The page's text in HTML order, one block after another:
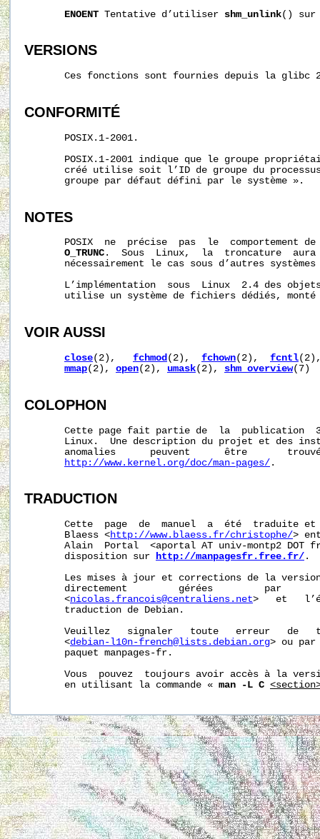
ENOENT Tentative d’utiliser shm_unlink() sur
VERSIONS
Ces fonctions sont fournies depuis la glibc
CONFORMITÉ
       POSIX.1-2001.
POSIX.1-2001 indique que le groupe
créé utilise soit l’ID de groupe du
       groupe par défaut défini par le système ».
NOTES
POSIX  ne  précise  pas  le  comportement
O_TRUNC .  Sous  Linux,  la  troncature
nécessairement le cas sous d’autres systèmes
L’implémentation  sous  Linux  2.4 des
utilise un système de fichiers dédiés,
VOIR AUSSI
close(2), fchmod (2), fchown(2), fcntl
mmap(2), open(2), umask(2), shm_overview(7)
COLOPHON
Cette page fait partie de  la  publication
Linux.  Une description du projet et des
anomalies      peuvent      être
http://www.kernel.org/doc/man-pages/ .
TRADUCTION
Cette  page  de  manuel  a  été  traduite
       Blaess <
http://www.blaess.fr/christophe/>
Alain  Portal  <aportal AT univ-montp2 DOT
       disposition sur
http://manpagesfr.free.fr/ .
Les mises à jour et corrections de la
directement         gérées         par
       <
nicolas.francois@centraliens.net>   et
       traduction de Debian.
Veuillez   signaler   toute   erreur   de
       <
debian-l10n-french@lists.debian.org> ou par
       paquet manpages-fr.
Vous  pouvez  toujours avoir accès à la
       en utilisant la commande «
man -L C